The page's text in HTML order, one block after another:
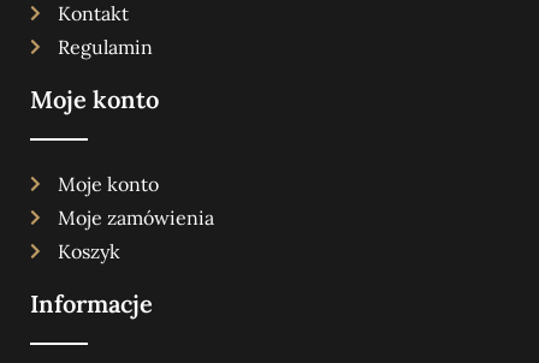
Kontakt
Regulamin
Moje konto
Moje konto
Moje zamówienia
Koszyk
Informacje